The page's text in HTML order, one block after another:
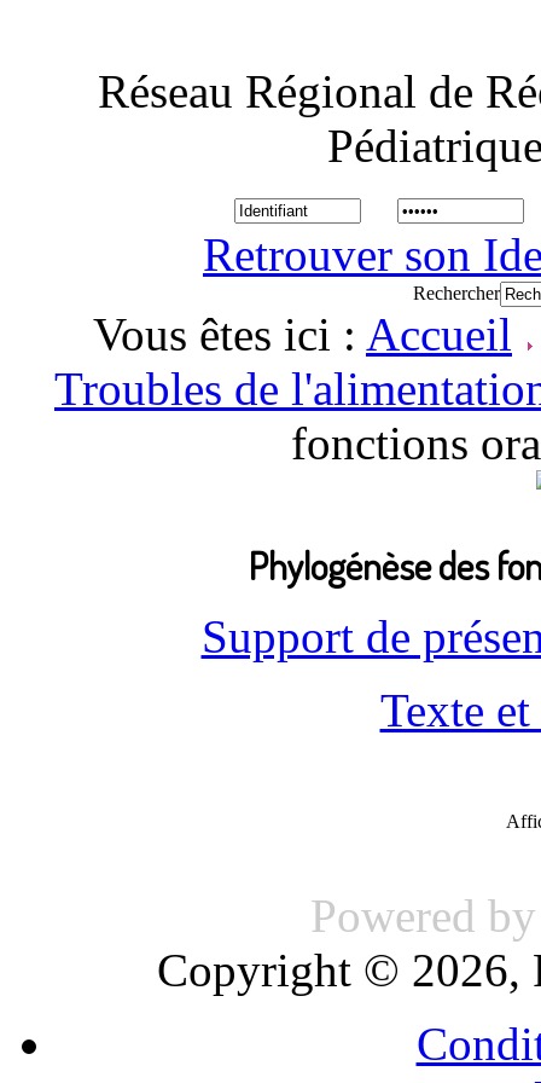
Réseau Régional de
Retrouver son
Rechercher
Vous êtes ici : Accueil
Troubles de
fonctions
Phylogénèse des
Support de
Texte
Powered
Copyright © 2026,